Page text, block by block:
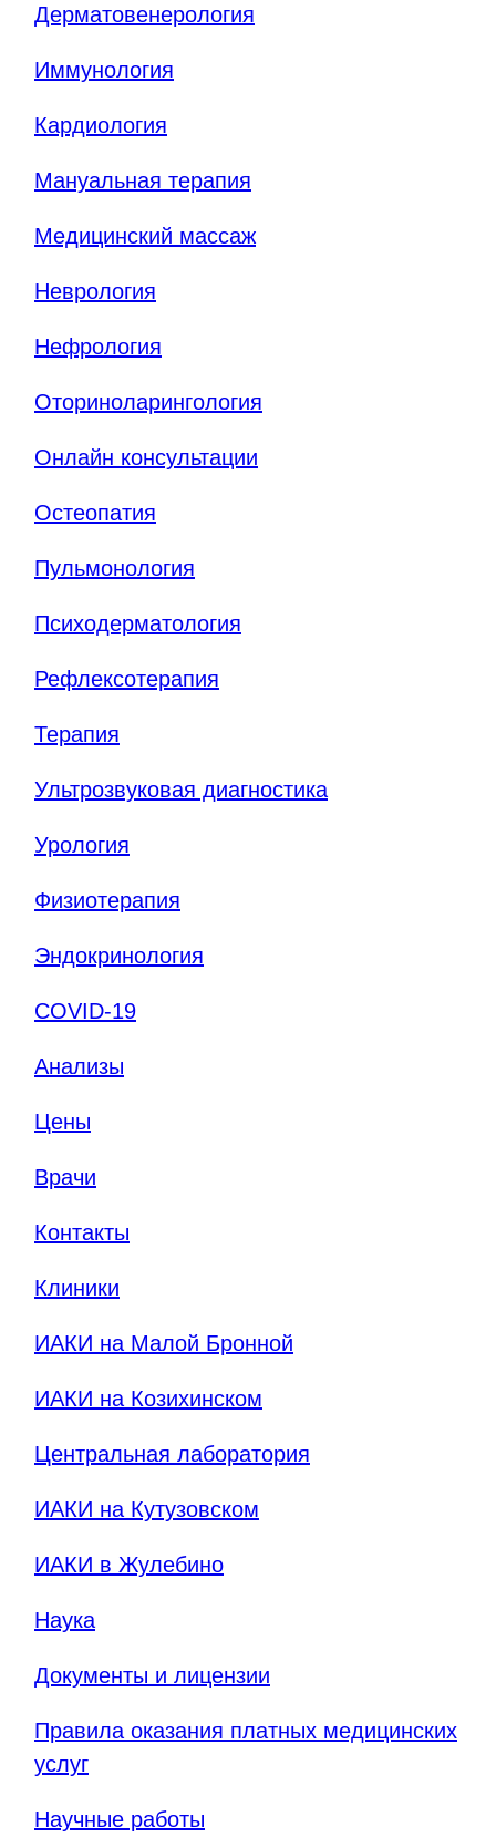
Дерматовенерология
Иммунология
Кардиология
Мануальная терапия
Медицинский массаж
Неврология
Нефрология
Оториноларингология
Онлайн консультации
Остеопатия
Пульмонология
Психодерматология
Рефлексотерапия
Терапия
Ультрозвуковая диагностика
Урология
Физиотерапия
Эндокринология
COVID-19
Анализы
Цены
Врачи
Контакты
Клиники
ИАКИ на Малой Бронной
ИАКИ на Козихинском
Центральная лаборатория
ИАКИ на Кутузовском
ИАКИ в Жулебино
Наука
Документы и лицензии
Правила оказания платных медицинских
услуг
Научные работы